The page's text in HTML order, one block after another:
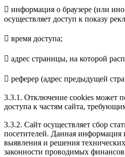
 информация о браузере (или
осуществляет доступ к показу
 время доступа;
 адрес страницы, на которой
 реферер (адрес предыдущей
3.3.1. Отключение cookies может
доступа к частям сайта,
3.3.2. Сайт осуществляет сбор
посетителей. Данная информация
выявления и решения
законности проводимых